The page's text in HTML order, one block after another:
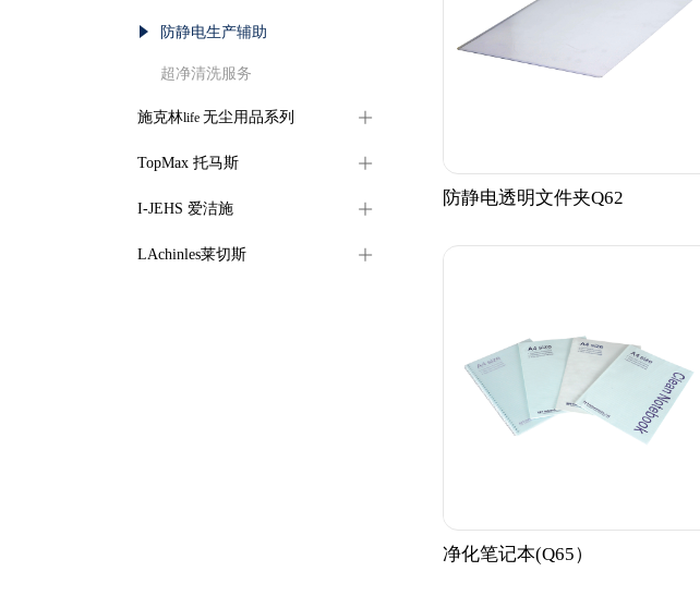
防静电生产辅助
超净清洗服务
施克林 life 无尘用品系列
TopMax 托马斯
I-JEHS 爱洁施
LAchinles莱切斯
防静电透明文件夹Q62
净化笔记本(Q65）